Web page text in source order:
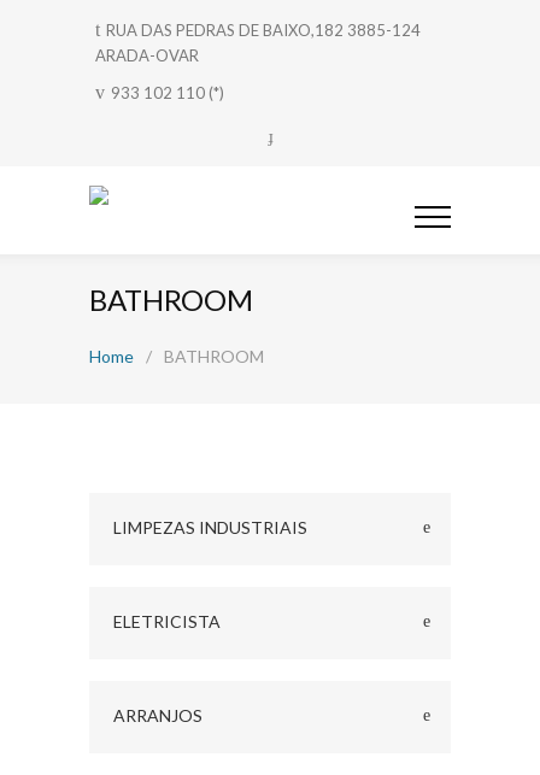
RUA DAS PEDRAS DE BAIXO,182 3885-124
ARADA-OVAR
933 102 110 (*)
BATHROOM
Home / BATHROOM
LIMPEZAS INDUSTRIAIS
ELETRICISTA
ARRANJOS